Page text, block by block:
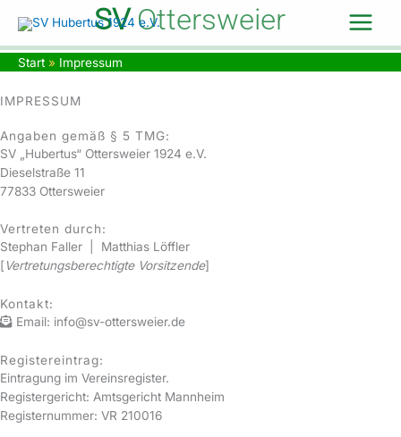
Inhalt
springen
SVOttersweier
Start Impressum
IMPRESSUM
Angaben gemäß § 5 TMG:
SV „Hubertus“ Ottersweier 1924 e.V.
Dieselstraße 11
77833 Ottersweier
Vertreten durch:
Stephan Faller | Matthias Löffler
[ Vertretungsberechtigte Vorsitzende]
Kontakt:
Email: info@sv-ottersweier.de
Registereintrag:
Eintragung im Vereinsregister.
Registergericht: Amtsgericht Mannheim
Registernummer: VR 210016